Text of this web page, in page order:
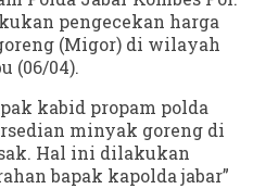
pengecekan harga
(Migor) di wilayah
(06/04).
kabid propam polda
minyak goreng di
Hal ini dilakukan
bapak kapolda jabar”